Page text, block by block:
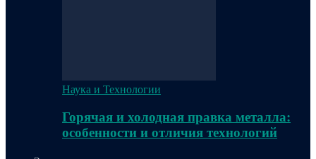
Наука и Технологии
Горячая и холодная правка металла:
особенности и отличия технологий